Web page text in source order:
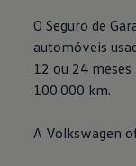
O Seguro de
automóveis
12 ou 24
100.000 km.
A Volkswagen